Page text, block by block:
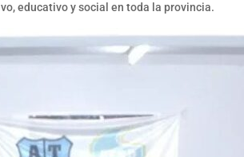
educativo y social en toda la provincia.